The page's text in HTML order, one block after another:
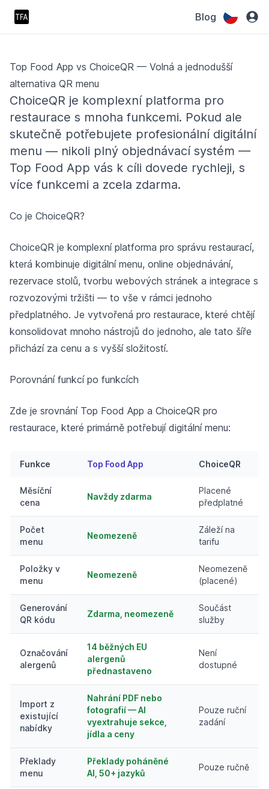
Blog
Top Food App vs ChoiceQR — Volná a jednodušší
alternativa QR menu
ChoiceQR je komplexní platforma pro
restaurace s mnoha funkcemi. Pokud ale
skutečně potřebujete profesionální digitální
menu — nikoli plný objednávací systém —
Top Food App vás k cíli dovede rychleji, s
více funkcemi a zcela zdarma.
Co je ChoiceQR?
ChoiceQR je komplexní platforma pro správu restaurací,
která kombinuje digitální menu, online objednávání,
rezervace stolů, tvorbu webových stránek a integrace s
rozvozovými tržišti — to vše v rámci jednoho
předplatného. Je vytvořená pro restaurace, které chtějí
konsolidovat mnoho nástrojů do jednoho, ale tato šíře
přichází za cenu a s vyšší složitostí.
Porovnání funkcí po funkcích
Zde je srovnání Top Food App a ChoiceQR pro
restaurace, které primárně potřebují digitální menu:
Funkce Top Food App ChoiceQR
Měsíční
cena
Navždy zdarma
Placené
předplatné
Počet
menu
Neomezeně
Záleží na
tarifu
Položky v
menu
Neomezeně
Neomezeně
(placené)
Generování
QR kódu
Zdarma, neomezeně
Součást
služby
Označování
alergenů
14 běžných EU
alergenů
přednastaveno
Není
dostupné
Import z
existující
nabídky
Nahrání PDF nebo
fotografií — AI
vyextrahuje sekce,
jídla a ceny
Pouze ruční
zadání
Překlady
menu
Překlady poháněné
AI, 50+ jazyků
Pouze ručně